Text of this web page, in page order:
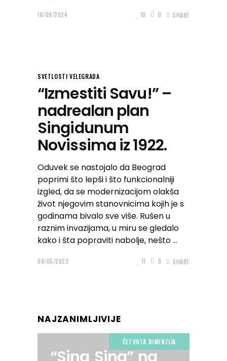
16/09/2024 10 0 SHARE
SVETLOSTI VELEGRADA
“Izmestiti Savu!” –
nadrealan plan
Singidunum
Novissima iz 1922.
Oduvek se nastojalo da Beograd
poprimi što lepši i što funkcionalniji
izgled, da se modernizacijom olakša
život njegovim stanovnicima kojih je s
godinama bivalo sve više. Rušen u
raznim invazijama, u miru se gledalo
kako i šta popraviti nabolje, nešto
08/05/2023 11 0 SHARE
NAJZANIMLJIVIJE
ČETVRTA DIMENZIJA